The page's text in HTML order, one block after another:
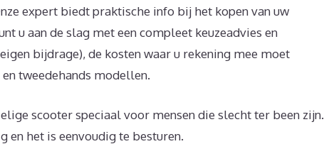
expert biedt praktische info bij het kopen van uw
u aan de slag met een compleet keuzeadvies en
bijdrage), de kosten waar u rekening mee moet
tweedehands modellen.
scooter speciaal voor mensen die slecht ter been zijn.
en het is eenvoudig te besturen.